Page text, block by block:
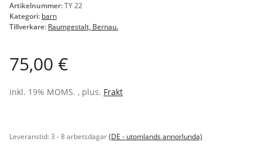
Artikelnummer:TY 22
Kategori: barn
Tillverkare: Raumgestalt, Bernau.
75,00 €
inkl. 19% MOMS. , plus. Frakt
Leveranstid:3 - 8 arbetsdagar(DE - utomlands annorlunda)